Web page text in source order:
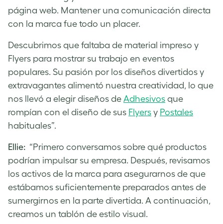
página web. Mantener una comunicación directa
con la marca fue todo un placer.
Descubrimos que faltaba de material impreso y
Flyers para mostrar su trabajo en eventos
populares. Su pasión por los diseños divertidos y
extravagantes alimentó nuestra creatividad, lo que
nos llevó a elegir diseños de Adhesivos que
rompían con el diseño de sus Flyers y Postales
habituales”.
Ellie: “Primero conversamos sobre qué productos
podrían impulsar su empresa. Después, revisamos
los activos de la marca para asegurarnos de que
estábamos suficientemente preparados antes de
sumergirnos en la parte divertida. A continuación,
creamos un tablón de estilo visual.